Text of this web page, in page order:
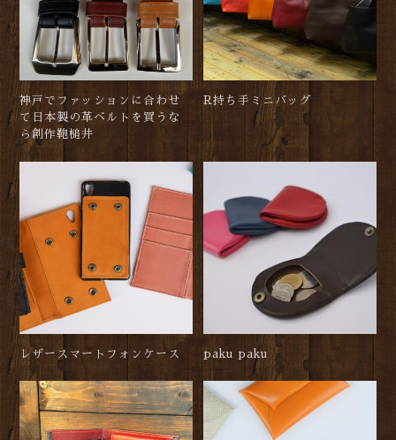
神戸でファッションに合わせ
て日本製の革ベルトを買うな
ら創作鞄槌井
R持ち手ミニバッグ
レザースマートフォンケース paku paku